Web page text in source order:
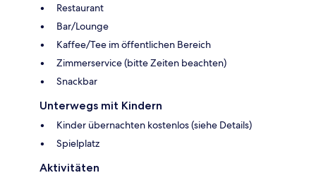
Restaurant
Bar/Lounge
Kaffee/Tee im öffentlichen Bereich
Zimmerservice (bitte Zeiten beachten)
Snackbar
Unterwegs mit Kindern
Kinder übernachten kostenlos (siehe Details)
Spielplatz
Aktivitäten